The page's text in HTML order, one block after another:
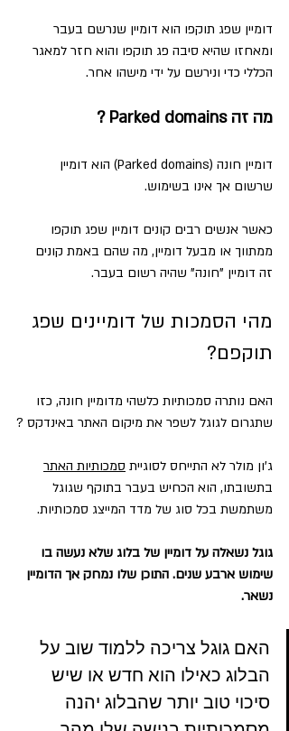
דומיין שפג תוקפו הוא דומיין שנרשם בעבר
ומאחזו שהיא סיבה פג תוקפו והוא חזר למאגר
הכללי כדי ונירשם על ידי מישהו אחר.
מה זה Parked domains ?
דומיין חונה (Parked domains) הוא דומיין
שרשום אך אינו בשימוש.
כאשר אנשים רבים קונים דומיין שפג תוקפו
ממתווך או מבעל דומיין, מה שהם באמת קונים
זה דומיין "חונה" שהיה רשום בעבר.
מהי הסמכות של דומיינים שפג
תוקפם?
האם נותרה סמכותיות כלשהי מדומיין חונה, כזו
שתגרום לגוגל לשפר את מיקום האתר באינדקס ?
ג'ון מולר לא התייחס לסוגיית סמכותיות האתר
בתשובתו, הוא הכחיש בעבר בתוקף שגוגל
משתמשת בכל סוג של מדד המייצג סמכותיות.
גוגל נשאלה על דומיין של בלוג שלא נעשה בו
שימוש ארבע שנים. התוכן שלו נמחק אך הדומיין
נשאר.
האם גוגל צריכה ללמוד שוב על
הבלוג כאילו הוא חדש או שיש
סיכוי טוב יותר שהבלוג יהנה